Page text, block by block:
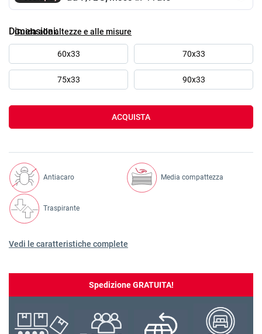
Guida alle altezze e alle misure
Dimensioni
60x33 70x33
75x33 90x33
ACQUISTA
Antiacaro Media compattezza
Traspirante
Vedi le caratteristiche complete
Spedizione GRATUITA!